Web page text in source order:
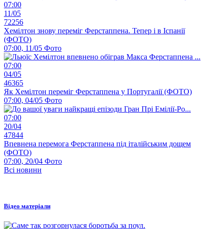
07:00
11/05
72256
Хемілтон знову переміг Ферстаппена. Тепер і в Іспанії
(ФОТО)
07:00, 11/05 Фото
07:00
04/05
46365
Як Хемілтон переміг Ферстаппена у Португалії (ФОТО)
07:00, 04/05 Фото
07:00
20/04
47844
Впевнена перемога Ферстаппена під італійським дощем
(ФОТО)
07:00, 20/04 Фото
Всі новини
Відео матеріали